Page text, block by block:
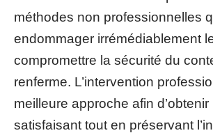
méthodes non professionnelles
endommager irrémédiablement
compromettre la sécurité du
renferme. L’intervention
meilleure approche afin
satisfaisant tout en préservant